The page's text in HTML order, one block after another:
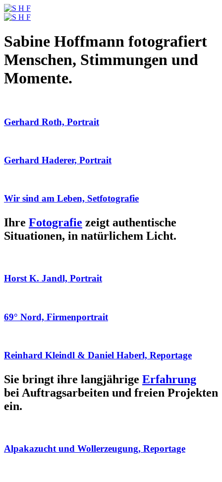
Sabine Hoffmann fotografiert
Menschen, Stimmungen und
Momente.
Gerhard Roth, Portrait
Gerhard Haderer, Portrait
Wir sind am Leben, Setfotografie
Ihre Fotografie zeigt authentische
Situationen, in natürlichem Licht.
Horst K. Jandl, Portrait
69° Nord, Firmenportrait
Reinhard Kleindl & Daniel Haberl, Reportage
Sie bringt ihre langjährige Erfahrung
bei Auftragsarbeiten und freien Projekten
ein.
Alpakazucht und Wollerzeugung, Reportage